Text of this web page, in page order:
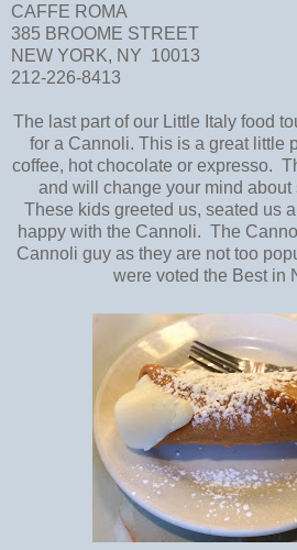
CAFFE ROMA
385 BROOME STREET
NEW YORK, NY 10013
212-226-8413
The last part of our Little Italy food
for a Cannoli. This is a great little
coffee, hot chocolate or expresso.
and will change your mind about
These kids greeted us, seated us
happy with the Cannoli. The
Cannoli guy as they are not too
were voted the Best in